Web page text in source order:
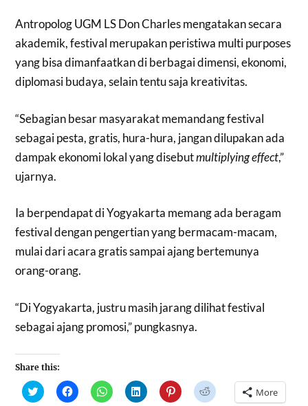
Antropolog UGM LS Don Charles mengatakan secara
akademik, festival merupakan peristiwa multi purposes
yang bisa dimanfaatkan di berbagai dimensi, ekonomi,
diplomasi budaya, selain tentu saja kreativitas.
“Sebagian besar masyarakat memandang festival
sebagai pesta, gratis, hura-hura, jangan dilupakan ada
dampak ekonomi lokal yang disebutmultiplying effect,”
ujarnya.
Ia berpendapat di Yogyakarta memang ada beragam
festival dengan pengertian yang bermacam-macam,
mulai dari acara gratis sampai ajang bertemunya
orang-orang.
“Di Yogyakarta, justru masih jarang dilihat festival
sebagai ajang promosi,” pungkasnya.
Share this:
Click
to
Click
to
Click
to
Click
to
Click
to
Click
to More